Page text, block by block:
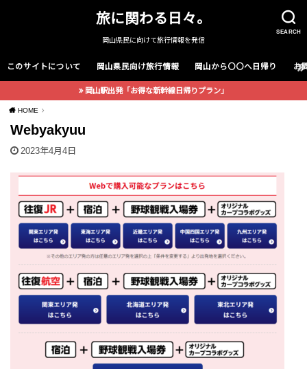
SEARCH
旅に関わる日々。
岡山県民に向けて旅行情報を発信
このサイトについて 岡山県民向け旅行情報 岡山から〇〇へ日帰り お
岡山駅出発「お得な新幹線日帰りプラン」
HOME
Webyakyuu
2023年4月4日